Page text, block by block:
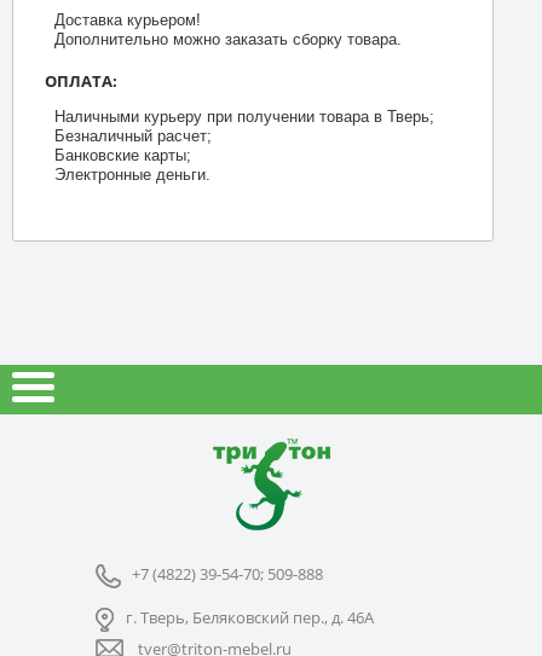
Доставка курьером!
Дополнительно можно заказать сборку товара.
ОПЛАТА:
Наличными курьеру при получении товара в Тверь;
Безналичный расчет;
Банковские карты;
Электронные деньги.
+7 (4822) 39-54-70; 509-888
г. Тверь, Беляковский пер., д. 46А
tver@triton-mebel.ru